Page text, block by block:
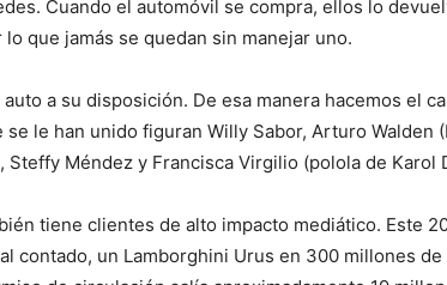
Cuando el automóvil se compra, ellos lo
que jamás se quedan sin manejar uno.
a su disposición. De esa manera hacemos el
se le han unido figuran Willy Sabor, Arturo Walden
Steffy Méndez y Francisca Virgilio (polola de Karol
tiene clientes de alto impacto mediático. Este
contado, un Lamborghini Urus en 300 millones de